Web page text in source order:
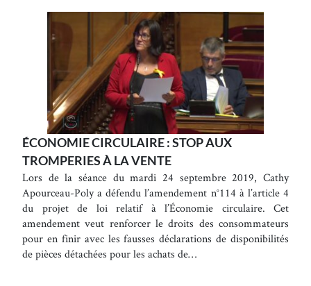
ÉCONOMIE CIRCULAIRE : STOP AUX
TROMPERIES À LA VENTE
Lors de la séance du mardi 24 septembre 2019, Cathy
Apourceau-Poly a défendu l’amendement n°114 à l’article 4
du projet de loi relatif à l’Économie circulaire. Cet
amendement veut renforcer le droits des consommateurs
pour en finir avec les fausses déclarations de disponibilités
de pièces détachées pour les achats de…